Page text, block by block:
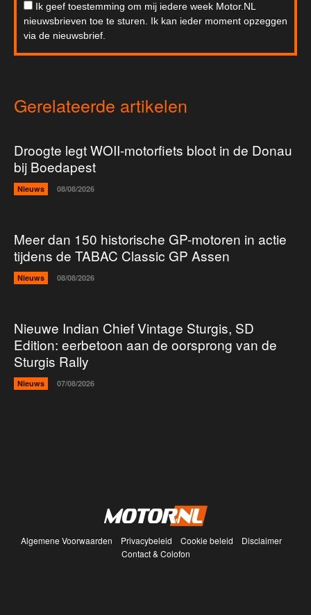
Ik geef toestemming om mij iedere week Motor.NL
nieuwsbrieven toe te sturen. Ik kan ieder moment opzeggen
via de nieuwsbrief.
Gerelateerde artikelen
Droogte legt WOII-motorfiets bloot in de Donau
bij Boedapest
Nieuws 08/08/2026
Meer dan 150 historische GP-motoren in actie
tijdens de TABAC Classic GP Assen
Nieuws 08/08/2026
Nieuwe Indian Chief Vintage Sturgis, SD
Edition: eerbetoon aan de oorsprong van de
Sturgis Rally
Nieuws 07/08/2026
Algemene Voorwaarden Privacybeleid Cookie beleid
Disclaimer
Contact & Colofon